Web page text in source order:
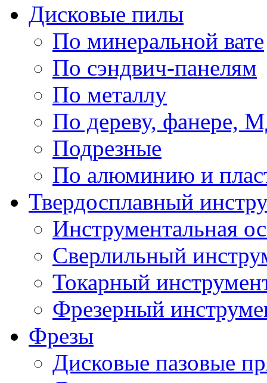
Дисковые пилы
По минеральной вате
По сэндвич-панелям
По металлу
По дереву,
Подрезные
По алюминию и
Твердосплавный
Инструментальная
Сверлильный
Токарный
Фрезерный
Фрезы
Дисковые пазовые